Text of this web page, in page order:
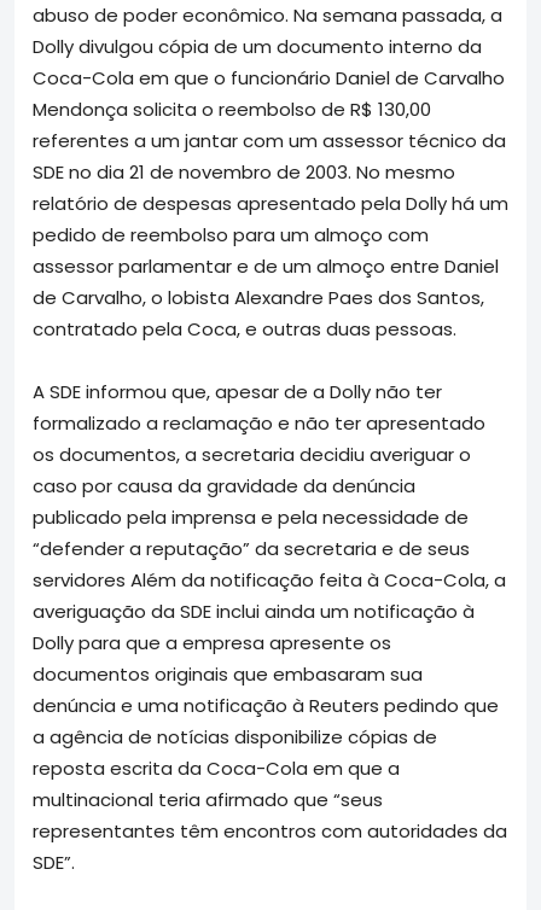
abuso de poder econômico. Na semana passada, a
Dolly divulgou cópia de um documento interno da
Coca-Cola em que o funcionário Daniel de Carvalho
Mendonça solicita o reembolso de R$ 130,00
referentes a um jantar com um assessor técnico da
SDE no dia 21 de novembro de 2003. No mesmo
relatório de despesas apresentado pela Dolly há um
pedido de reembolso para um almoço com
assessor parlamentar e de um almoço entre Daniel
de Carvalho, o lobista Alexandre Paes dos Santos,
contratado pela Coca, e outras duas pessoas.
A SDE informou que, apesar de a Dolly não ter
formalizado a reclamação e não ter apresentado
os documentos, a secretaria decidiu averiguar o
caso por causa da gravidade da denúncia
publicado pela imprensa e pela necessidade de
“defender a reputação” da secretaria e de seus
servidores Além da notificação feita à Coca-Cola, a
averiguação da SDE inclui ainda um notificação à
Dolly para que a empresa apresente os
documentos originais que embasaram sua
denúncia e uma notificação à Reuters pedindo que
a agência de notícias disponibilize cópias de
reposta escrita da Coca-Cola em que a
multinacional teria afirmado que “seus
representantes têm encontros com autoridades da
SDE”.